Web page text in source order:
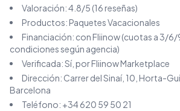
Valoración:4.8/5 (16reseñas)
Productos:Paquetes Vacacionales
Financiación: con Fliinow (cuotas a 3/6/
condiciones según agencia)
Verificada: Sí, por Fliinow Marketplace
Dirección: Carrer del Sinaí, 10, Horta-
Barcelona
Teléfono: +34 620 59 50 21